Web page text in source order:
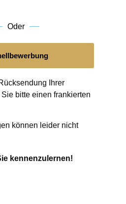
Oder
Ihrer
bitte einen frankierten
können leider nicht
kennenzulernen!